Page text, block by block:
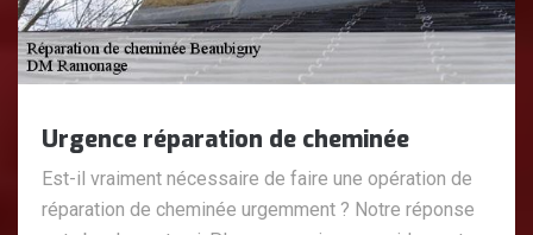
Urgence réparation de cheminée
Est-il vraiment nécessaire de faire une opération de
réparation de cheminée urgemment ? Notre réponse